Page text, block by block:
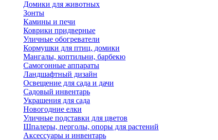
Домики для животных
Зонты
Камины и печи
Коврики придверные
Уличные обогреватели
Кормушки для птиц, домики
Мангалы, коптильни, барбекю
Самогонные аппараты
Ландшафтный дизайн
Освещение для сада и дачи
Садовый инвентарь
Украшения для сада
Новогодние елки
Уличные подставки для цветов
Шпалеры, перголы, опоры для растений
Аксессуары и инвентарь